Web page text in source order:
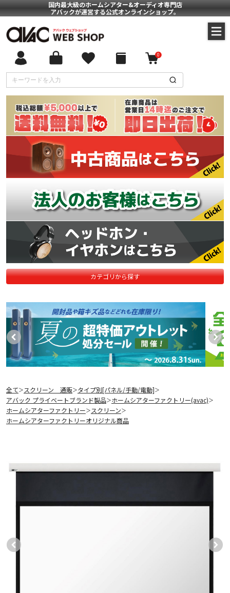
国内最大級のホームシアター&オーディオ専門店
アバックが運営する公式オンラインショップ。
0
カテゴリから探す
全て＞ スクリーン 通販＞タイプ別[パネル/手動/電動]＞
アバック プライベートブランド製品＞ホームシアターファクトリー(avac)＞
ホームシアターファクトリー＞ スクリーン＞
ホームシアターファクトリーオリジナル商品